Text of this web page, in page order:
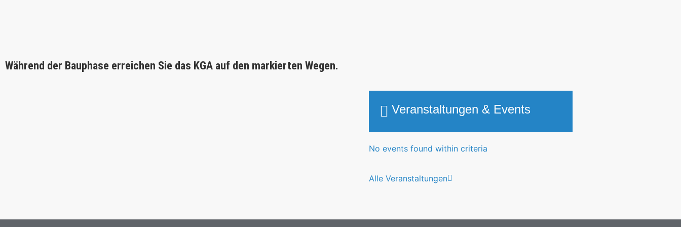
Während der Bauphase erreichen Sie das KGA auf den markierten Wegen.
Veranstaltungen & Events
No events found within criteria
Alle Veranstaltungen